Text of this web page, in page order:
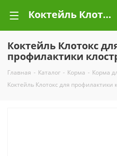
Коктейль Клотокс для профилактики клостридиоза (700г)
Коктейль Клотокс
профилактики
Главная - Каталог - Корма - Корма
Коктейль Клотокс для профилактики